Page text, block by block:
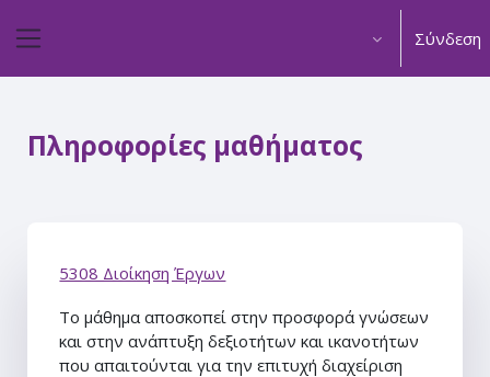
Σύνδεση
Πληροφορίες μαθήματος
5308 Διοίκηση Έργων
Το μάθημα αποσκοπεί στην προσφορά γνώσεων
και στην ανάπτυξη δεξιοτήτων και ικανοτήτων
που απαιτούνται για την επιτυχή διαχείριση